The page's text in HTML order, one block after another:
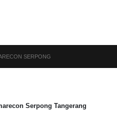
SERPONG
Serpong Tangerang